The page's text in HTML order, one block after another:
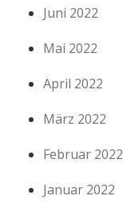
Juni 2022
Mai 2022
April 2022
März 2022
Februar 2022
Januar 2022